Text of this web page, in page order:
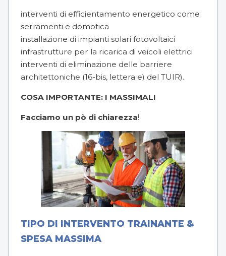
interventi di efficientamento energetico come
serramenti e domotica
installazione di impianti solari fotovoltaici
infrastrutture per la ricarica di veicoli elettrici
interventi di eliminazione delle barriere
architettoniche (16-bis, lettera e) del TUIR).
COSA IMPORTANTE: I MASSIMALI
Facciamo un pò di chiarezza!
TIPO DI INTERVENTO TRAINANTE &
SPESA MASSIMA